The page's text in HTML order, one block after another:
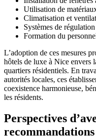
Utilisation de
Climatisation et
Systèmes de
Formation du
L’adoption de ces mesures
hôtels de luxe à Nice envers
quartiers résidentiels. En
autorités locales, ces
coexistence harmonieuse,
les résidents.
Perspectives
recommandations